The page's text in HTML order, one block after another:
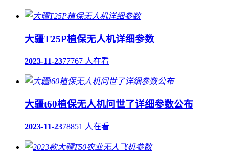
大疆T25P植保无人机详细参数
2023-11-2377767 人在看
大疆t60植保无人机问世了详细参数公布
2023-11-2378851 人在看